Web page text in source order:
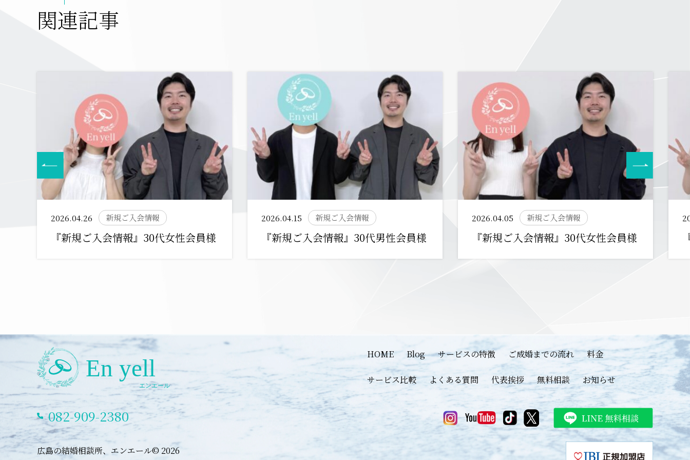
関連記事
2026.04.26 新規ご入会情報
『新規ご入会情報』30代女性会員様
2026.04.15 新規ご入会情報
『新規ご入会情報』30代男性会員様
2026.04.05 新規ご入会情報
『新規ご入会情報』30代女性会員様
082-909-2380
広島の結婚相談所、エンエール© 2026
HOME Blog サービスの特徴 ご成婚までの流れ 料金
サービス比較 よくある質問 代表挨拶 無料相談 お知らせ